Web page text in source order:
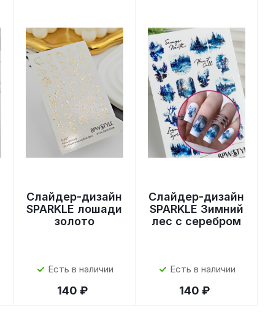
Слайдер-дизайн
SPARKLE лошади
золото
Есть в наличии
140 ₽
Слайдер-дизайн
SPARKLE Зимний
лес с серебром
Есть в наличии
140 ₽